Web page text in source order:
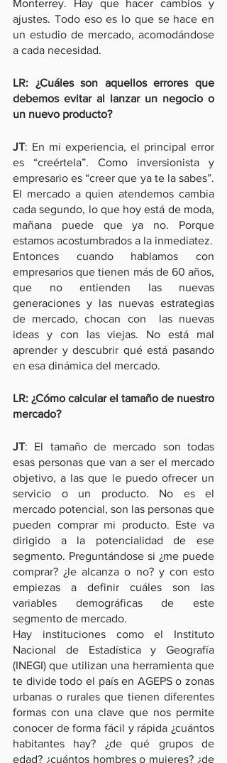
Monterrey. Hay que hacer cambios y
ajustes. Todo eso es lo que se hace en
un estudio de mercado, acomodándose
a cada necesidad.
LR: ¿Cuáles son aquellos errores que
debemos evitar al lanzar un negocio o
un nuevo producto?
JT: En mi experiencia, el principal error
es “creértela”. Como inversionista y
empresario es “creer que ya te la sabes”.
El mercado a quien atendemos cambia
cada segundo, lo que hoy está de moda,
mañana puede que ya no. Porque
estamos acostumbrados a la inmediatez.
Entonces cuando hablamos con
empresarios que tienen más de 60 años,
que no entienden las nuevas
generaciones y las nuevas estrategias
de mercado, chocan con  las nuevas
ideas y con las viejas. No está mal
aprender y descubrir qué está pasando
en esa dinámica del mercado.
LR: ¿Cómo calcular el tamaño de nuestro
mercado?
JT: El tamaño de mercado son todas
esas personas que van a ser el mercado
objetivo, a las que le puedo ofrecer un
servicio o un producto. No es el
mercado potencial, son las personas que
pueden comprar mi producto. Este va
dirigido a la potencialidad de ese
segmento. Preguntándose si ¿me puede
comprar? ¿le alcanza o no? y con esto
empiezas a definir cuáles son las
variables demográficas de este
segmento de mercado.
Hay instituciones como el Instituto
Nacional de Estadística y Geografía
(INEGI) que utilizan una herramienta que
te divide todo el país en AGEPS o zonas
urbanas o rurales que tienen diferentes
formas con una clave que nos permite
conocer de forma fácil y rápida ¿cuántos
habitantes hay? ¿de qué grupos de
edad? ¿cuántos hombres o mujeres? ¿de